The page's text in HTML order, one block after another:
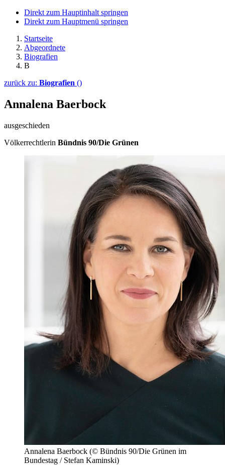
Direkt zum Hauptinhalt springen
Direkt zum Hauptmenü springen
Startseite
Abgeordnete
Biografien
B
zurück zu: Biografien ()
Annalena Baerbock
ausgeschieden
Völkerrechtlerin Bündnis 90/Die Grünen
Annalena Baerbock (© Bündnis 90/Die Grünen im
Bundestag / Stefan Kaminski)